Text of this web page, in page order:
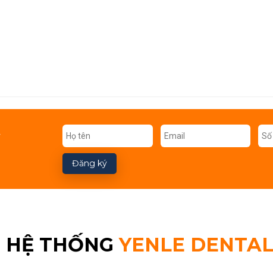
Đăng ký
HỆ THỐNGYENLE DENTAL